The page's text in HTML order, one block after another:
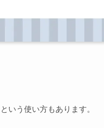
いう使い方もあります。